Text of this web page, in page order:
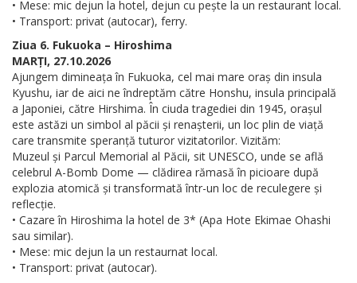
• Mese: mic dejun la hotel, dejun cu pește la un restaurant local.
• Transport: privat (autocar), ferry.
Ziua 6. Fukuoka – Hiroshima
MARȚI, 27.10.2026
Ajungem dimineața în Fukuoka, cel mai mare oraș din insula
Kyushu, iar de aici ne îndreptăm către Honshu, insula principală
a Japoniei, către Hirshima. În ciuda tragediei din 1945, orașul
este astăzi un simbol al păcii și renașterii, un loc plin de viață
care transmite speranță tuturor vizitatorilor. Vizităm:
Muzeul și Parcul Memorial al Păcii, sit UNESCO, unde se află
celebrul A-Bomb Dome — clădirea rămasă în picioare după
explozia atomică și transformată într-un loc de reculegere și
reflecție.
• Cazare în Hiroshima la hotel de 3* (Apa Hote Ekimae Ohashi
sau similar).
• Mese: mic dejun la un restaurnat local.
• Transport: privat (autocar).